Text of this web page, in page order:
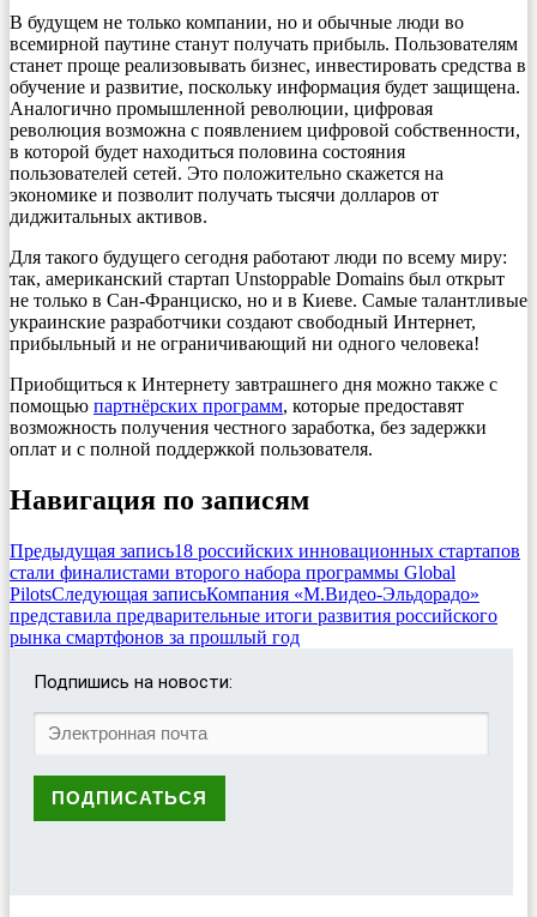
В будущем не только компании, но и обычные люди во
всемирной паутине станут получать прибыль. Пользователям
станет проще реализовывать бизнес, инвестировать средства в
обучение и развитие, поскольку информация будет защищена.
Аналогично промышленной революции, цифровая
революция возможна с появлением цифровой собственности,
в которой будет находиться половина состояния
пользователей сетей. Это положительно скажется на
экономике и позволит получать тысячи долларов от
диджитальных активов.
Для такого будущего сегодня работают люди по всему миру:
так, американский стартап Unstoppable Domains был открыт
не только в Сан-Франциско, но и в Киеве. Самые талантливые
украинские разработчики создают свободный Интернет,
прибыльный и не ограничивающий ни одного человека!
Приобщиться к Интернету завтрашнего дня можно также с
помощью партнёрских программ, которые предоставят
возможность получения честного заработка, без задержки
оплат и с полной поддержкой пользователя.
Навигация по записям
Предыдущая запись18 российских инновационных стартапов
стали финалистами второго набора программы Global
PilotsСледующая записьКомпания «М.Видео-Эльдорадо»
представила предварительные итоги развития российского
рынка смартфонов за прошлый год
Подпишись на новости: